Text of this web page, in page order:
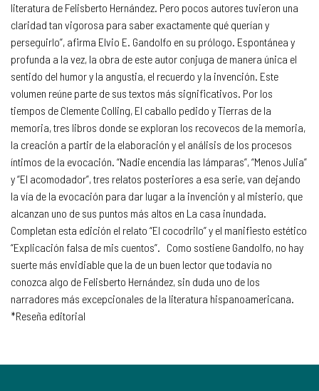
literatura de Felisberto Hernández. Pero pocos autores tuvieron una
claridad tan vigorosa para saber exactamente qué querían y
perseguirlo”, afirma Elvio E. Gandolfo en su prólogo. Espontánea y
profunda a la vez, la obra de este autor conjuga de manera única el
sentido del humor y la angustia, el recuerdo y la invención. Este
volumen reúne parte de sus textos más significativos. Por los
tiempos de Clemente Colling, El caballo pedido y Tierras de la
memoria, tres libros donde se exploran los recovecos de la memoria,
la creación a partir de la elaboración y el análisis de los procesos
íntimos de la evocación. “Nadie encendía las lámparas”, “Menos Julia”
y “El acomodador”, tres relatos posteriores a esa serie, van dejando
la vía de la evocación para dar lugar a la invención y al misterio, que
alcanzan uno de sus puntos más altos en La casa inundada.
Completan esta edición el relato “El cocodrilo” y el manifiesto estético
“Explicación falsa de mis cuentos”. Como sostiene Gandolfo, no hay
suerte más envidiable que la de un buen lector que todavía no
conozca algo de Felisberto Hernández, sin duda uno de los
narradores más excepcionales de la literatura hispanoamericana.
*Reseña editorial